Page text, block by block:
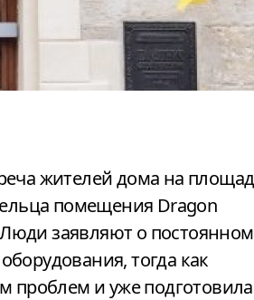
помещения Dragon
Люди заявляют о постоянном
тогда как
проблем и уже подготовила